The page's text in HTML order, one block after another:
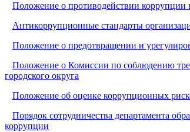
Положение о противодействии коррупции
Антикоррупционные стандарты
Положение о предотвращении и
Положение о Комиссии по соблюдению
городского округа
Положение об оценке коррупционных
Порядок сотрудничества департамента
коррупции